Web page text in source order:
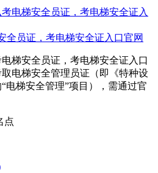
全员证，考电梯安全证入口官网
梯安全员证，考电梯安全证入口
电梯安全管理员证‌（即《特种设
电梯安全管理”项目），需通过官
点